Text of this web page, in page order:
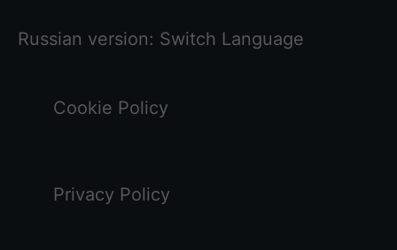
Russian version: Switch Language
Cookie Policy
Privacy Policy